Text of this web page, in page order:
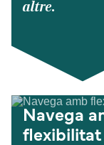
altre.
Navega
flexibilitat